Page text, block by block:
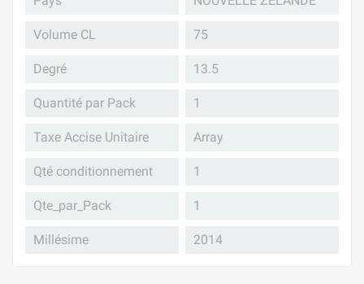
Volume CL 75
Degré 13.5
Quantité par Pack 1
Taxe Accise Unitaire Array
Qté conditionnement 1
Qte_par_Pack 1
Millésime 2014